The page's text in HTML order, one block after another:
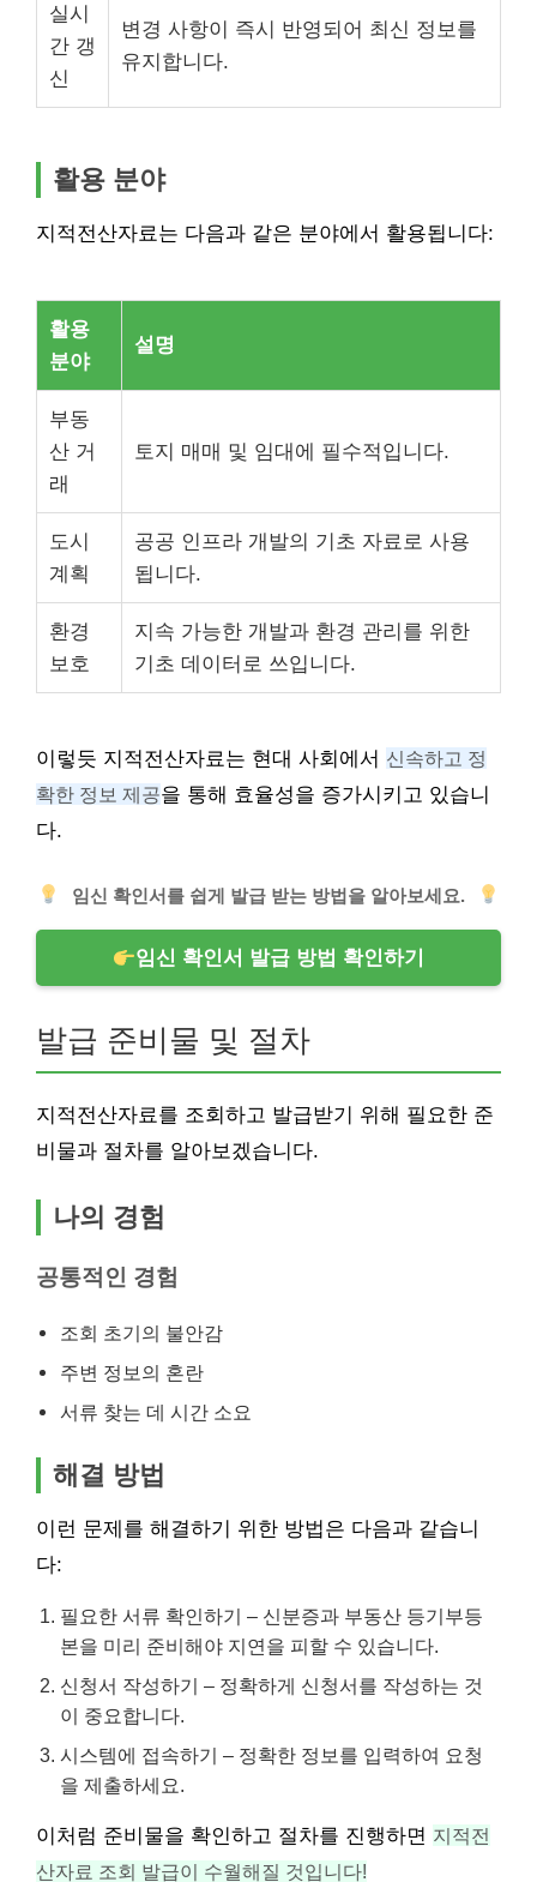
실시
간 갱
신
변경 사항이 즉시 반영되어 최신 정보를
유지합니다.
활용 분야
지적전산자료는 다음과 같은 분야에서 활용됩니다:
활용
분야
설명
부동
산 거
래
토지 매매 및 임대에 필수적입니다.
도시
계획
공공 인프라 개발의 기초 자료로 사용
됩니다.
환경
보호
지속 가능한 개발과 환경 관리를 위한
기초 데이터로 쓰입니다.
이렇듯 지적전산자료는 현대 사회에서 신속하고 정
확한 정보 제공을 통해 효율성을 증가시키고 있습니
다.
임신 확인서를 쉽게 발급 받는 방법을 알아보세요.
임신 확인서 발급 방법 확인하기
발급 준비물 및 절차
지적전산자료를 조회하고 발급받기 위해 필요한 준
비물과 절차를 알아보겠습니다.
나의 경험
공통적인 경험
조회 초기의 불안감
주변 정보의 혼란
서류 찾는 데 시간 소요
해결 방법
이런 문제를 해결하기 위한 방법은 다음과 같습니
다:
필요한 서류 확인하기 – 신분증과 부동산 등기부등
본을 미리 준비해야 지연을 피할 수 있습니다.
신청서 작성하기 – 정확하게 신청서를 작성하는 것
이 중요합니다.
시스템에 접속하기 – 정확한 정보를 입력하여 요청
을 제출하세요.
이처럼 준비물을 확인하고 절차를 진행하면 지적전
산자료 조회 발급이 수월해질 것입니다!